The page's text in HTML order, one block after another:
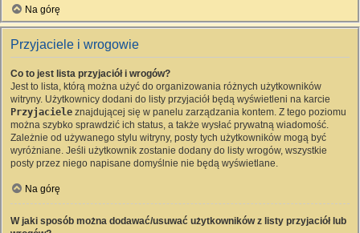
Na górę
Przyjaciele i wrogowie
Co to jest lista przyjaciół i wrogów?
Jest to lista, którą można użyć do organizowania różnych użytkowników
witryny. Użytkownicy dodani do listy przyjaciół będą wyświetleni na karcie
Przyjaciele znajdującej się w panelu zarządzania kontem. Z tego poziomu
można szybko sprawdzić ich status, a także wysłać prywatną wiadomość.
Zależnie od używanego stylu witryny, posty tych użytkowników mogą być
wyróżniane. Jeśli użytkownik zostanie dodany do listy wrogów, wszystkie
posty przez niego napisane domyślnie nie będą wyświetlane.
Na górę
W jaki sposób można dodawać/usuwać użytkowników z listy przyjaciół lub